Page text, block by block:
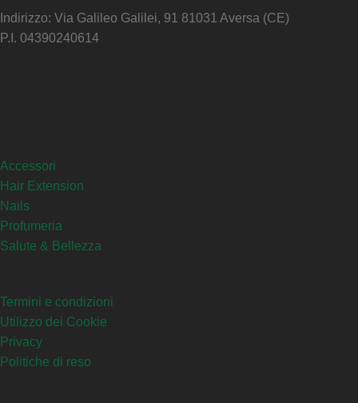
Indirizzo: Via Galileo Galilei, 91 81031 Aversa (CE)
P.I. 04390240614
Accessori
Hair Extension
Nails
Profumeria
Salute & Bellezza
Termini e condizioni
Utilizzo dei Cookie
Privacy
Politiche di reso